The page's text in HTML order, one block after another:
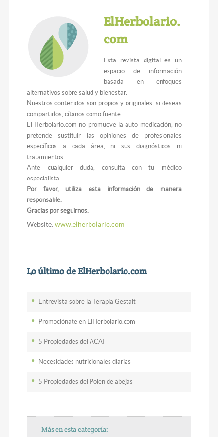
ElHerbolario.
com
Esta revista digital es un
espacio de información
basada en enfoques
alternativos sobre salud y bienestar.
Nuestros contenidos son propios y originales, si deseas
compartirlos, cítanos como fuente.
El Herbolario.com no promueve la auto-medicación, no
pretende sustituir las opiniones de profesionales
específicos a cada área, ni sus diagnósticos ni
tratamientos.
Ante cualquier duda, consulta con tu médico
especialista.
Por favor, utiliza esta información de manera
responsable.
Gracias por seguirnos.
Website:www.elherbolario.com
Lo último de ElHerbolario.com
Entrevista sobre la Terapia Gestalt
Promociónate en ElHerbolario.com
5 Propiedades del ACAI
Necesidades nutricionales diarias
5 Propiedades del Polen de abejas
Más en esta categoría: